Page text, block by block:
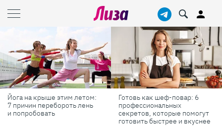
Йога на крыше этим летом:
7 причин перебороть лень
и попробовать
Готовь как шеф-повар: 6
профессиональных
секретов, которые помогут
готовить быстрее и вкуснее